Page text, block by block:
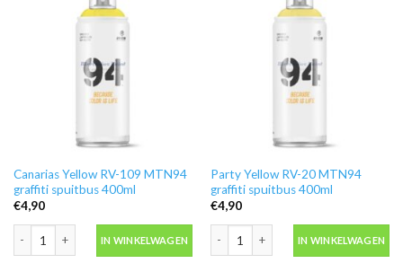
Canarias Yellow RV-109 MTN94
graffiti spuitbus 400ml
€4,90
IN WINKELWAGEN
Party Yellow RV-20 MTN94
graffiti spuitbus 400ml
€4,90
IN WINKELWAGEN